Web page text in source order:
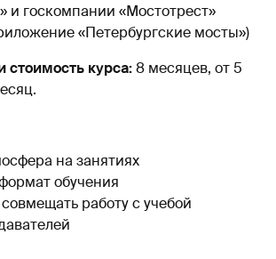
и госкомпании «Мостотрест»
«Петербургские мосты»)
стоимость курса:8 месяцев, от 5
на занятиях
обучения
работу с учебой